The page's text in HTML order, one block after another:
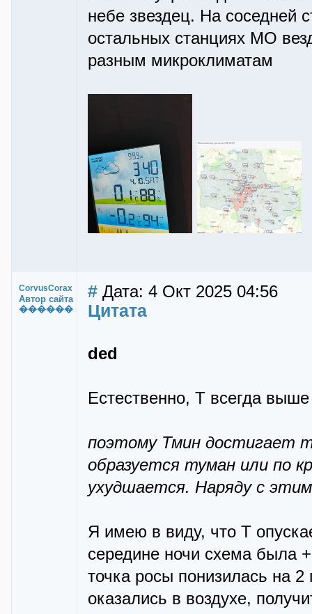
небе звездец. На соседней
остальных станциях МО
разным микроклиматам
CorvusCorax
Автор сайта
������
# Дата: 4 Окт 2025 04:56
Цитата
ded
Естественно, Т всегда
поэтому Тмин достигает
образуется туман или по
ухудшается. Наряду с
Я имею в виду, что Т
середине ночи схема была
точка росы понизилась на 2
оказались в воздухе,